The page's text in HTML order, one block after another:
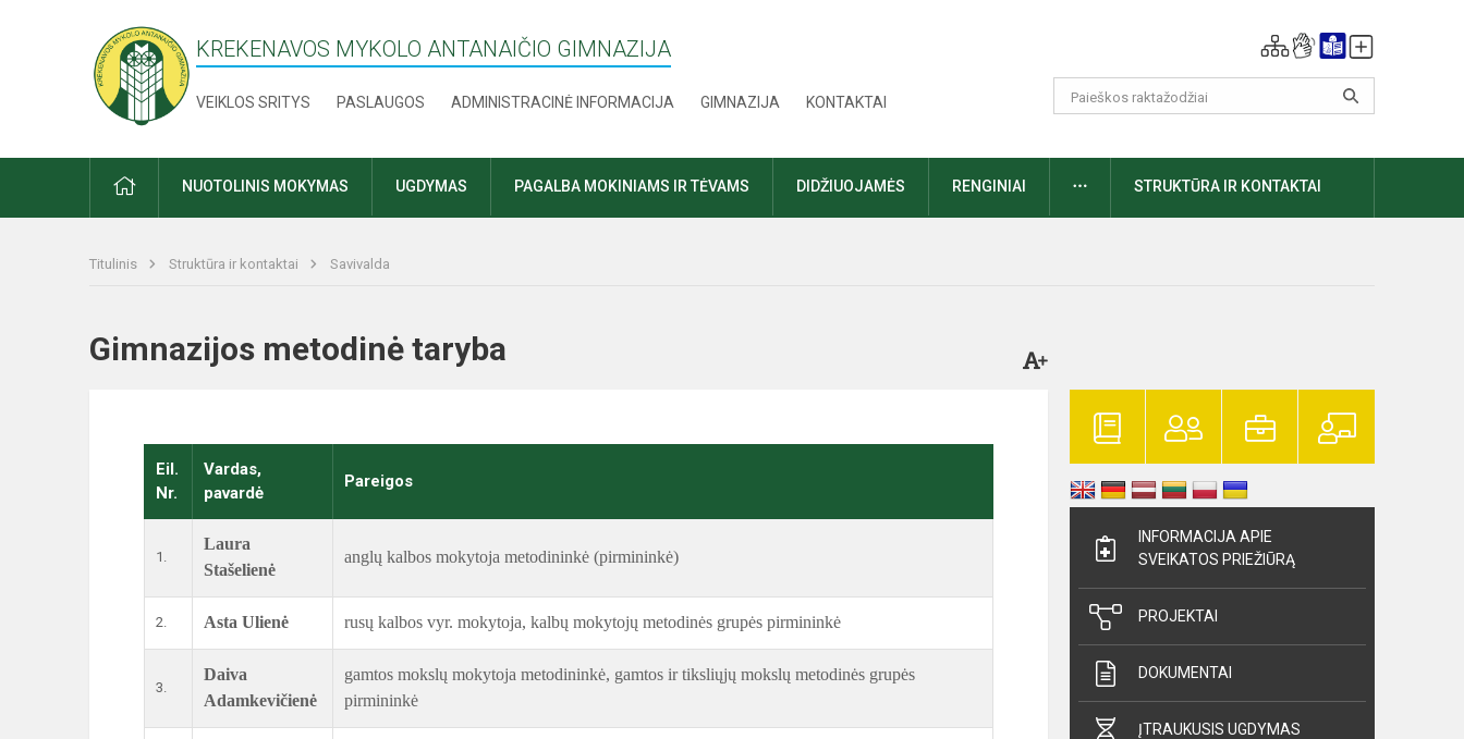
KREKENAVOS MYKOLO ANTANAIČIO GIMNAZIJA
VEIKLOS SRITYS PASLAUGOS ADMINISTRACINĖ INFORMACIJA GIMNAZIJA KONTAKTAI
PRADŽIANUOTOLINIS MOKYMAS UGDYMAS PAGALBA MOKINIAMS IR TĖVAMS DIDŽIUOJAMĖS RENGINIAI DAUGIAUSTRUKTŪRA IR KONTAKTAI
Titulinis Struktūra ir kontaktai Savivalda
Gimnazijos metodinė taryba
Eil.
Nr.
Vardas,
pavardė
Pareigos
1.
Laura
Stašelienė
anglų kalbos mokytoja metodininkė (pirmininkė)
2. Asta Ulienė rusų kalbos vyr. mokytoja, kalbų mokytojų metodinės grupės pirmininkė
3.
Daiva
Adamkevičienė
gamtos mokslų mokytoja metodininkė, gamtos ir tiksliųjų mokslų metodinės grupės
pirmininkė
INFORMACIJA APIE
SVEIKATOS PRIEŽIŪRĄ
PROJEKTAI
DOKUMENTAI
ĮTRAUKUSIS UGDYMAS